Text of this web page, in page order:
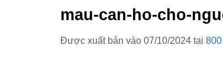
mau-can-ho-cho-
Được xuất bản vào 07/10/2024 tại